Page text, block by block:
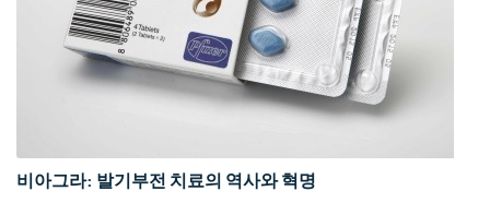
비아그라: 발기부전 치료의 역사와 혁명